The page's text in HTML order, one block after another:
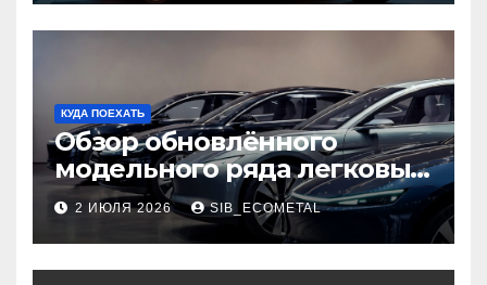
КУДА ПОЕХАТЬ
Обзор обновлённого
модельного ряда легковых
автомобилей 2026 года
2 ИЮЛЯ 2026 SIB_ECOMETAL